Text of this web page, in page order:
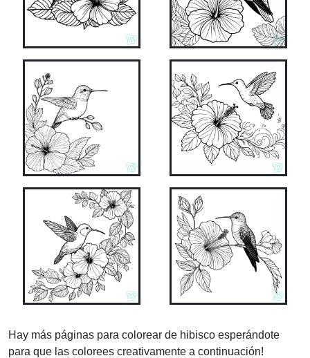
Hay más páginas para colorear de hibisco esperándote
para que las colorees creativamente a continuación!